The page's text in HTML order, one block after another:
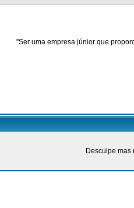
"Ser uma empresa júnior que
Desculpe mas